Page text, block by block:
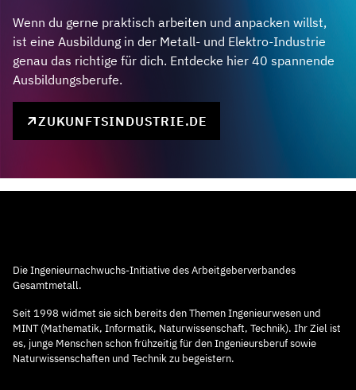
Wenn du gerne praktisch arbeiten und anpacken willst,
ist eine Ausbildung in der Metall- und Elektro-Industrie
genau das richtige für dich. Entdecke hier 40 spannende
Ausbildungsberufe.
ZUKUNFTSINDUSTRIE.DE
Die Ingenieurnachwuchs-Initiative des Arbeitgeberverbandes
Gesamtmetall.
Seit 1998 widmet sie sich bereits den Themen Ingenieurwesen und
MINT (Mathematik, Informatik, Naturwissenschaft, Technik). Ihr Ziel ist
es, junge Menschen schon frühzeitig für den Ingenieursberuf sowie
Naturwissenschaften und Technik zu begeistern.